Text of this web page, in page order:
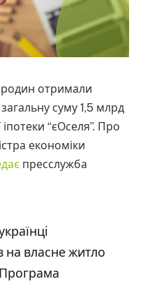
родин отримали
суму 1,5 млрд
“єОселя”. Про
економіки
пресслужба
на власне житло